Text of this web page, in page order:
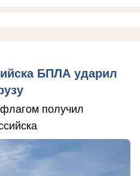
БПЛА ударил
получил